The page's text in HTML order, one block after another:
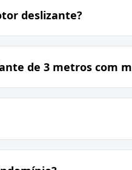
deslizante?
de 3 metros com